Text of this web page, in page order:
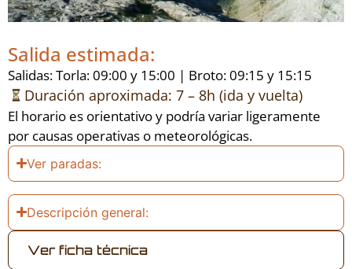
Salida estimada:
Salidas: Torla: 09:00 y 15:00 | Broto: 09:15 y 15:15
Duración aproximada: 7 – 8h (ida y vuelta)
El horario es orientativo y podría variar ligeramente
por causas operativas o meteorológicas.
Ver paradas:
Descripción general:
Ver ficha técnica